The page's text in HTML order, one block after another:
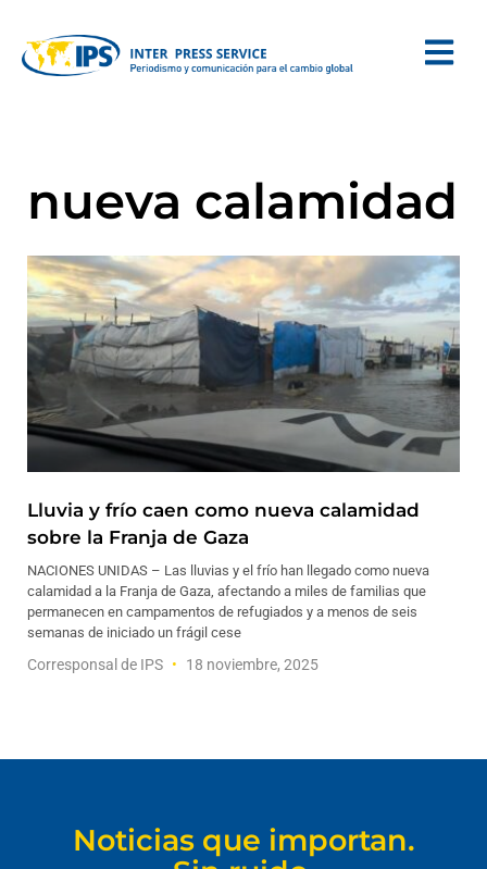
nueva calamidad
Lluvia y frío caen como nueva calamidad
sobre la Franja de Gaza
NACIONES UNIDAS – Las lluvias y el frío han llegado como nueva
calamidad a la Franja de Gaza, afectando a miles de familias que
permanecen en campamentos de refugiados y a menos de seis
semanas de iniciado un frágil cese
Corresponsal de IPS 18 noviembre, 2025
Noticias que importan.